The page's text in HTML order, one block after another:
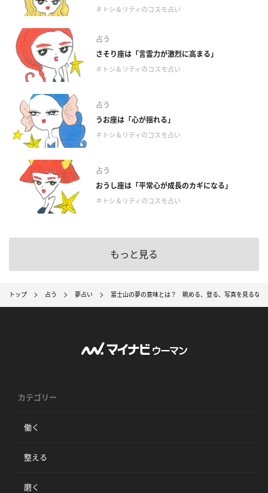
＃トシ＆リティのコスモ占い
占う
さそり座は「言霊力が激烈に高まる」
＃トシ＆リティのコスモ占い
占う
うお座は「心が揺れる」
＃トシ＆リティのコスモ占い
占う
おうし座は「平常心が成長のカギになる」
＃トシ＆リティのコスモ占い
もっと見る
トップ 占う 夢占い 富士山の夢の意味とは？ 眺める、登る、写真を見るなど
カテゴリー
働く
整える
磨く